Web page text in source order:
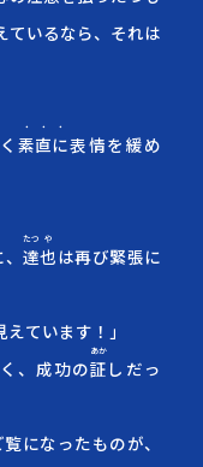
ているなら、それは
素直に
・・・
表情を緩め
達
たつ
也
や
は再び緊張に
ています！」
、成功の証
あか
し だっ
になったものが、